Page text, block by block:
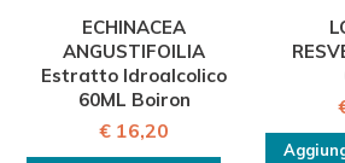
ECHINACEA
ANGUSTIFOILIA
Estratto Idroalcolico
60ML Boiron
€ 16,20